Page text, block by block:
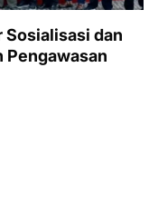
Sosialisasi dan
Pengawasan